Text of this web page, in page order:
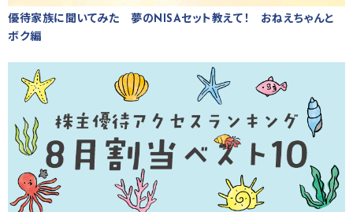
優待家族に聞いてみた 夢のNISAセット教えて！ おねえちゃんと
ボク編